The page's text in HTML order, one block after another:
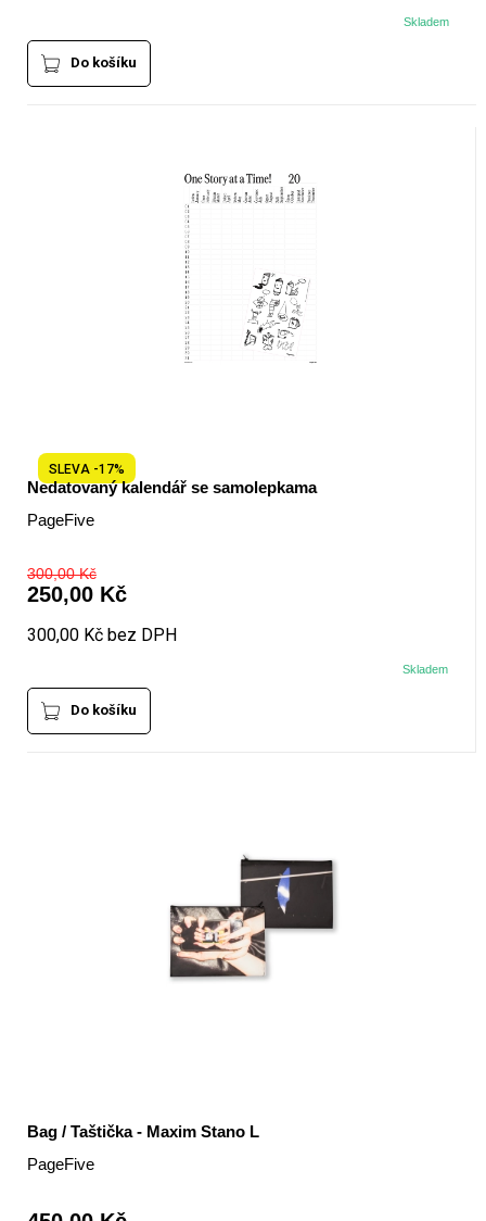
Skladem
Do košíku
SLEVA -17%
Nedatovaný kalendář se samolepkama
PageFive
300,00 Kč
250,00 Kč
300,00 Kč bez DPH
Skladem
Do košíku
Bag / Taštička - Maxim Stano L
PageFive